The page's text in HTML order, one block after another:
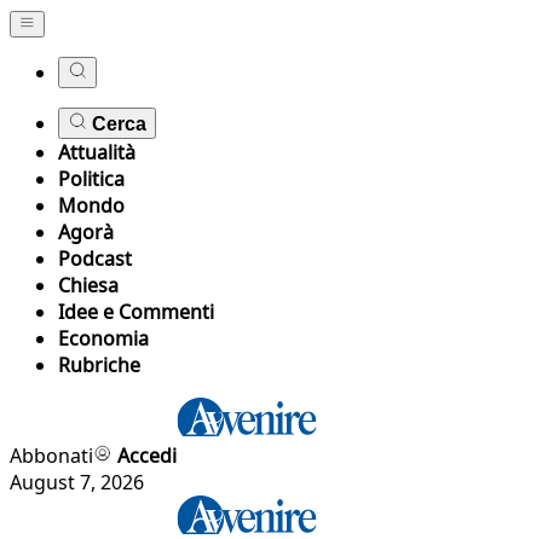
Cerca
Attualità
Politica
Mondo
Agorà
Podcast
Chiesa
Idee e Commenti
Economia
Rubriche
Abbonati
Accedi
August 7, 2026